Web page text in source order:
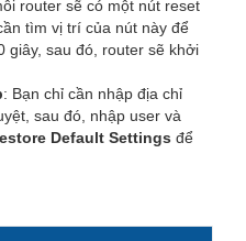
router sẽ có một nút reset
tìm vị trí của nút này để
giây, sau đó, router sẽ khởi
: Bạn chỉ cần nhập địa chỉ
sau đó, nhập user và
Default Settings để